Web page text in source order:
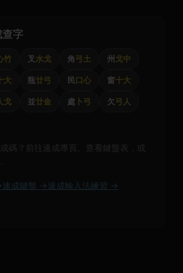
查字
竹 叉 水戈 角弓土 州 戈中
大 瓶廿弓 民口心 窗十大
戈 並廿金 處 卜弓 欠弓人
碼？前往速成專頁、查看鍵盤表，或
速成鍵盤 → 速成輸入法練習 →